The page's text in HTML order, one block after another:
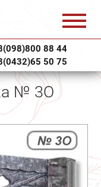
88 44
50 75
№ 3О